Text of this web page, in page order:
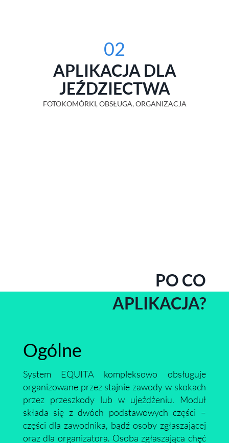
02
APLIKACJA DLA
JEŹDZIECTWA
FOTOKOMÓRKI, OBSŁUGA, ORGANIZACJA
PO CO
APLIKACJA?
Ogólne
System EQUITA kompleksowo obsługuje
organizowane przez stajnie zawody w skokach
przez przeszkody lub w ujeżdżeniu. Moduł
składa się z dwóch podstawowych części –
części dla zawodnika, bądź osoby zgłaszającej
oraz dla organizatora. Osoba zgłaszająca chęć